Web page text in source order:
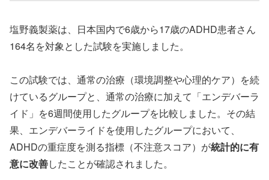
塩野義製薬は、日本国内で6歳から17歳のADHD患者さん
164名を対象とした試験を実施しました。
この試験では、通常の治療（環境調整や心理的ケア）を続
けているグループと、通常の治療に加えて「エンデバーラ
イド」を6週間使用したグループを比較しました。その結
果、エンデバーライドを使用したグループにおいて、
ADHDの重症度を測る指標（不注意スコア）が統計的に有
意に改善したことが確認されました。